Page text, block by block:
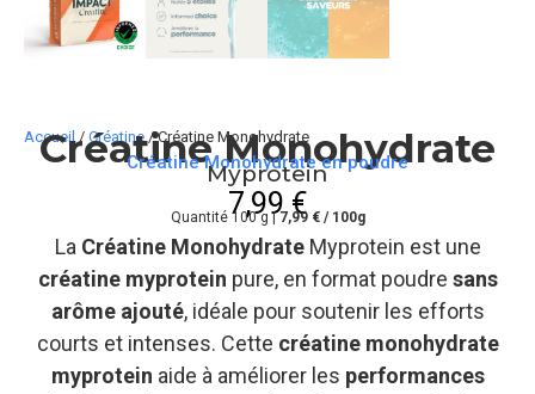
Accueil/ Créatine/ Créatine Monohydrate
Créatine Monohydrate
Créatine Monohydrate en poudre
Myprotein
7,99€
Quantité 100 g |7,99 € / 100g
La Créatine MonohydrateMyprotein est une
créatine myprotein pure, en format poudre sans
arôme ajouté, idéale pour soutenir les efforts
courts et intenses. Cette créatine monohydrate
myprotein aide à améliorer les performances